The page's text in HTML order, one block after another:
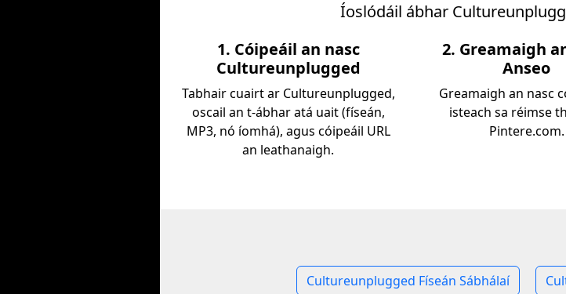
Íoslódáil ábhar
1. Cóipeáil an nasc
Cultureunplugged
Tabhair cuairt ar Cultureunplugged,
oscail an t-ábhar atá uait (físeán,
MP3, nó íomhá), agus cóipeáil URL
an leathanaigh.
2. Greamaigh
Anseo
Greamaigh an nasc
isteach sa réimse
Pintere.com.
Cultureunplugged Físeán Sábhálaí